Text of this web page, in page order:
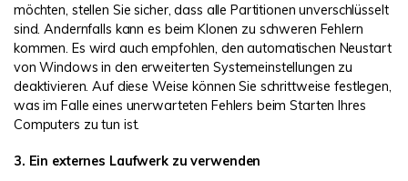
möchten, stellen Sie sicher, dass alle Partitionen unverschlüsselt
sind. Andernfalls kann es beim Klonen zu schweren Fehlern
kommen. Es wird auch empfohlen, den automatischen Neustart
von Windows in den erweiterten Systemeinstellungen zu
deaktivieren. Auf diese Weise können Sie schrittweise festlegen,
was im Falle eines unerwarteten Fehlers beim Starten Ihres
Computers zu tun ist.
3. Ein externes Laufwerk zu verwenden